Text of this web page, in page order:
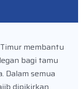
membantu
bagi tamu
Dalam semua